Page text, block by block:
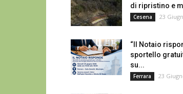
di ripristino e
Cesena 23
“Il Notaio
sportello
su...
Ferrara 23